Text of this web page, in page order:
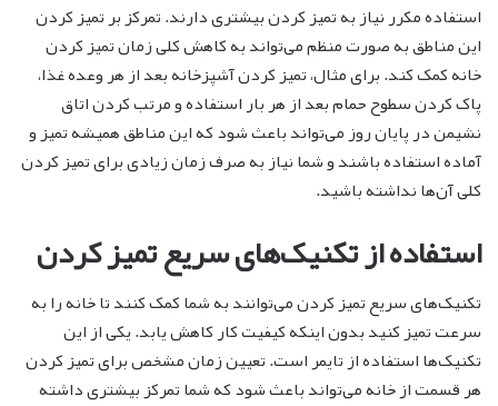
استفاده مکرر نیاز به تمیز کردن بیشتری دارند. تمرکز بر تمیز کردن
این مناطق به صورت منظم می‌تواند به کاهش کلی زمان تمیز کردن
خانه کمک کند. برای مثال، تمیز کردن آشپزخانه بعد از هر وعده غذا،
پاک کردن سطوح حمام بعد از هر بار استفاده و مرتب کردن اتاق
نشیمن در پایان روز می‌تواند باعث شود که این مناطق همیشه تمیز و
آماده استفاده باشند و شما نیاز به صرف زمان زیادی برای تمیز کردن
کلی آن‌ها نداشته باشید.
استفاده از تکنیک‌های سریع تمیز کردن
تکنیک‌های سریع تمیز کردن می‌توانند به شما کمک کنند تا خانه را به
سرعت تمیز کنید بدون اینکه کیفیت کار کاهش یابد. یکی از این
تکنیک‌ها استفاده از تایمر است. تعیین زمان مشخص برای تمیز کردن
هر قسمت از خانه می‌تواند باعث شود که شما تمرکز بیشتری داشته